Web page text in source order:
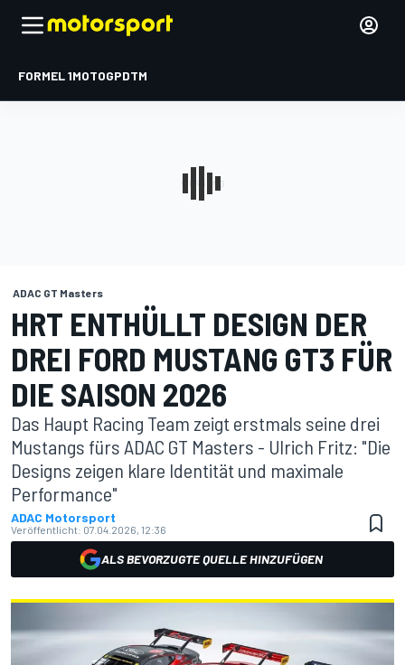
FORMEL 1MOTOGPDTM
ADAC GT Masters
HRT ENTHÜLLT DESIGN DER
DREI FORD MUSTANG GT3 FÜR
DIE SAISON 2026
Das Haupt Racing Team zeigt erstmals seine drei
Mustangs fürs ADAC GT Masters - Ulrich Fritz: "Die
Designs zeigen klare Identität und maximale
Performance"
ADAC Motorsport
Veröffentlicht: 07.04.2026, 12:36
ALS BEVORZUGTE QUELLE HINZUFÜGEN